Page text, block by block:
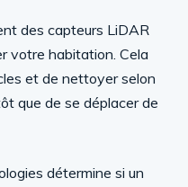
des capteurs LiDAR
votre habitation. Cela
et de nettoyer selon
que de se déplacer de
détermine si un